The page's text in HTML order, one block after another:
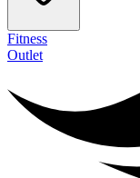
Fitness
Outlet